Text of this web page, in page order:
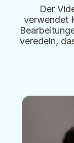
Der
verwendet
veredeln,